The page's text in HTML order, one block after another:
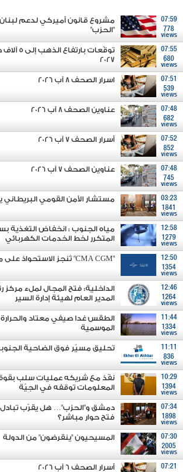
07:59
778
views
مشروع قانون أميركي لدعم لبنان
"الحزب"
07:55
680
views
توقّعات
2027
07:51
539
views
اسرار الصحف 8 آب 2026
07:48
682
views
عناوين الصحف 8 آب 2026
07:52
852
views
أسرار الصحف 7 آب 2026
07:48
745
views
عناوين الصحف 7 آب 2026
03:23
1841
views
مستشار الأمن القومي البريطاني
12:58
1279
views
مياه الجنوب : انخفاض التغذية
المتكرر لخط الخدمات الكهربائي
12:50
1354
views
"CMA CGM" تُنجز الاستحواذ على مجموعة فتّال
12:46
1264
views
الداخلية: فتح المجال لملء
المدير العام لهيئة إدارة السير
11:44
1334
views
الطقس غدا صيفي معتاد
الموسمية
11:11
836
views
تحليق مسيّر فوق الضاحية
10:29
1394
views
نفّذ مع شريكه عمليات سلب
المعلومات توقفه في الجِيّة
07:34
1898
views
دمشق و"الحزب"… هل يقرّب تبادل
فتح حوار مباشر؟
07:30
2005
views
المسيحيون "ينقرضون" من الدولة
07:21
أسرار الصحف 6 آب 2026